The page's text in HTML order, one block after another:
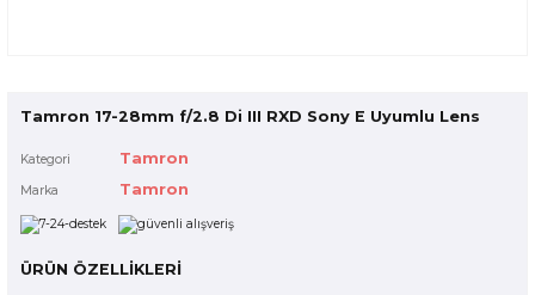
Tamron 17-28mm f/2.8 Di III RXD Sony E Uyumlu Lens
Kategori Tamron
Marka Tamron
ÜRÜN ÖZELLİKLERİ